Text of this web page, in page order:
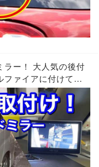
ラー！ 大人気の後付
ファイアに付けてみ
す！ 車線変更 運転支